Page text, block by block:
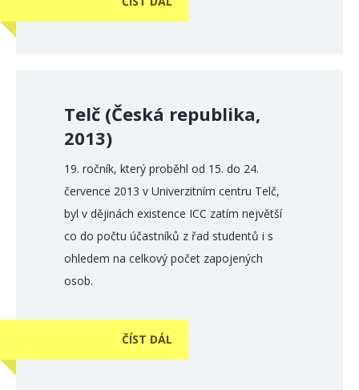
Telč (Česká republika,
2013)
19. ročník, který proběhl od 15. do 24.
července 2013 v Univerzitním centru Telč,
byl v dějinách existence ICC zatím největší
co do počtu účastníků z řad studentů i s
ohledem na celkový počet zapojených
osob.
ČÍST DÁL